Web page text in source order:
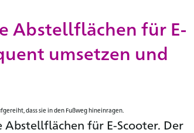
Abstellflächen für E-
umsetzen und
für E-Scooter. Der